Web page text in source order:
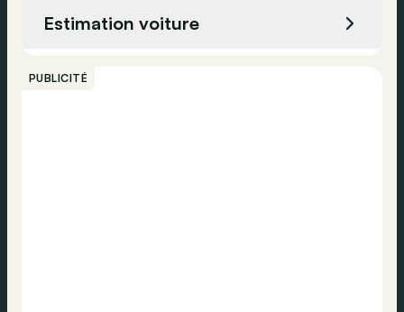
Estimation voiture
PUBLICITÉ